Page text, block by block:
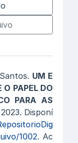
UM E
O PAPEL DO
PARA AS
Disponí
1002. Ac